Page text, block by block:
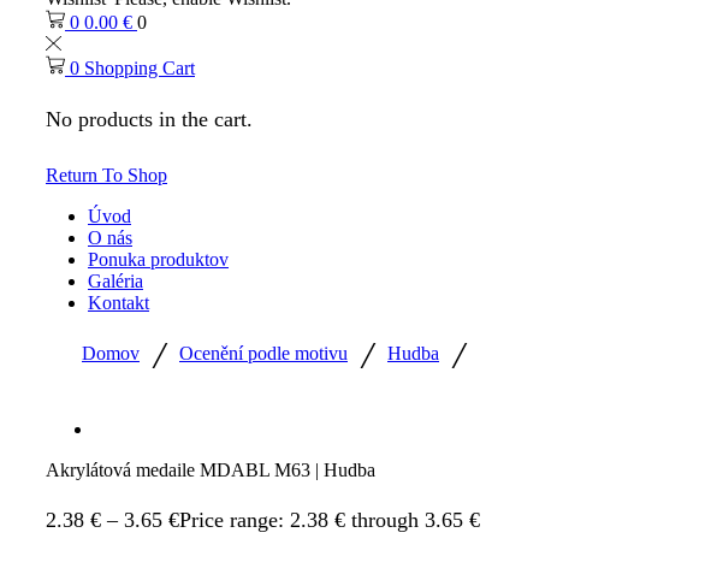
0 0.00 € 0
0 Shopping Cart
No products in the cart.
Return To Shop
Úvod
O nás
Ponuka produktov
Galéria
Kontakt
Domov / Ocenění podle motivu / Hudba /
Akrylátová medaile MDABL M63 | Hudba
2.38 € – 3.65 €Price range: 2.38 € through 3.65 €